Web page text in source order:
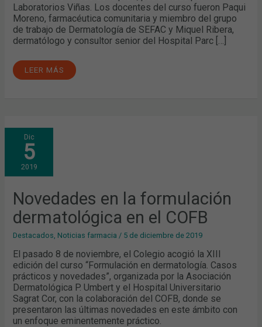
Laboratorios Viñas. Los docentes del curso fueron Paqui
Moreno, farmacéutica comunitaria y miembro del grupo
de trabajo de Dermatología de SEFAC y Miquel Ribera,
dermatólogo y consultor senior del Hospital Parc […]
LEER MÁS
Dic
5
2019
Novedades en la formulación
dermatológica en el COFB
Destacados Noticias farmacia / 5 de diciembre de 2019
El pasado 8 de noviembre, el Colegio acogió la XIII
edición del curso “Formulación en dermatología. Casos
prácticos y novedades”, organizada por la Asociación
Dermatológica P. Umbert y el Hospital Universitario
Sagrat Cor, con la colaboración del COFB, donde se
presentaron las últimas novedades en este ámbito con
un enfoque eminentemente práctico.
NOVEDADES
EN
LA
FORMULACIÓN
DERMATOLÓGICA
EN
EL